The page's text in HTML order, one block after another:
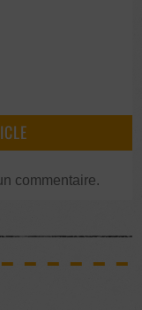
commentaire.